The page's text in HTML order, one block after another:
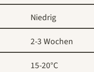
Niedrig
2-3 Wochen
15-20°C